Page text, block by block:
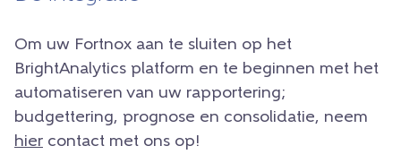
Om uw Fortnox aan te sluiten op het
BrightAnalytics platform en te beginnen met het
automatiseren van uw rapportering;
budgettering, prognose en consolidatie, neem
hier contact met ons op!